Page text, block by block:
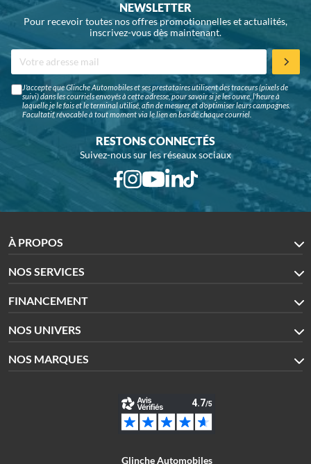
NEWSLETTER
Pour recevoir toutes nos offres promotionnelles et actualités,
inscrivez-vous dès maintenant.
J'accepte que Glinche Automobiles et ses prestataires utilisent des traceurs (pixels de
suivi) dans les courriels envoyés à cette adresse, pour savoir si je les ouvre, l'heure à
laquelle je le fais et le terminal utilisé, afin de mesurer et d'optimiser leurs campagnes.
Facultatif, révocable à tout moment via le lien en bas de chaque courriel.
RESTONS CONNECTÉS
Suivez-nous sur les réseaux sociaux
À PROPOS
NOS SERVICES
FINANCEMENT
NOS UNIVERS
NOS MARQUES
Glinche Automobiles